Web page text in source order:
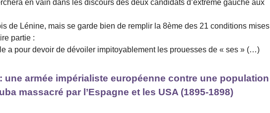
en vain dans les discours des deux candidats d’extrême gauche aux
de Lénine, mais se garde bien de remplir la 8ème des 21 conditions mises
partie :
a pour devoir de dévoiler impitoyablement les prouesses de « ses » (…)
une armée impérialiste européenne contre une population
massacré par l’Espagne et les USA (1895-1898)